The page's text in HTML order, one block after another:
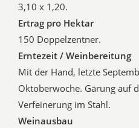
3,10 x 1,20.
Ertrag pro Hektar
150 Doppelzentner.
Erntezeit / Weinbereitung
Mit der Hand, letzte
Oktoberwoche. Gärung auf
Verfeinerung im Stahl.
Weinausbau